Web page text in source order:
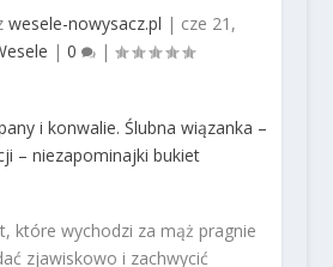
wesele-nowysacz.pl | cze 21,
|0 |
które wychodzi za mąż pragnie
zjawiskowo i zachwycić